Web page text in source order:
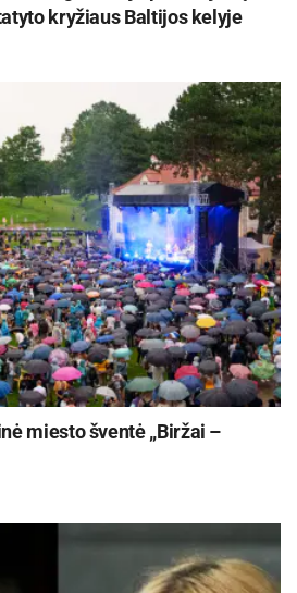
kryžiaus Baltijos kelyje
miesto šventė „Biržai –